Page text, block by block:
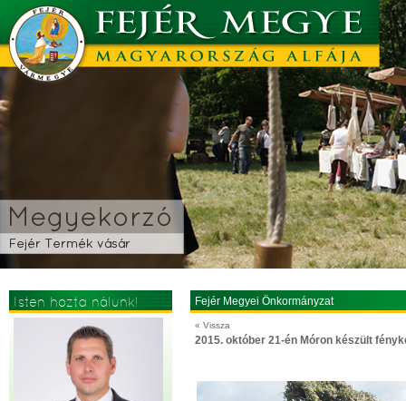
Isten hozta nálunk! Fejér Megyei Önkormányzat
« Vissza
2015. október 21-én Móron készült